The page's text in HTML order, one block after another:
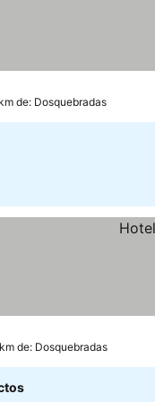
de: Dosquebradas
de: Dosquebradas